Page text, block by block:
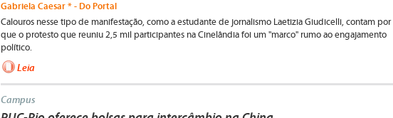
Gabriela Caesar * - Do Portal
Calouros nesse tipo de manifestação, como a estudante de jornalismo Laetizia Giudicelli, contam por
que o protesto que reuniu 2,5 mil participantes na Cinelândia foi um "marco" rumo ao engajamento
político.
Leia
Campus